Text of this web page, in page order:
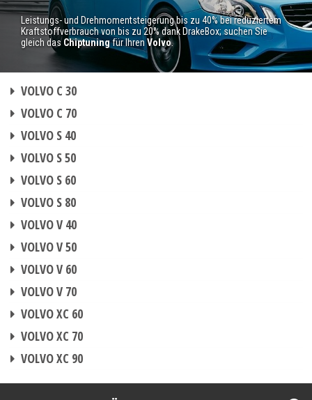
Leistungs- und Drehmomentsteigerung bis zu 40% bei reduziertem
Kraftstoffverbrauch von bis zu 20% dank DrakeBox; suchen Sie
gleich dasChiptuningfür IhrenVolvo.
VOLVO C 30
VOLVO C 70
VOLVO S 40
VOLVO S 50
VOLVO S 60
VOLVO S 80
VOLVO V 40
VOLVO V 50
VOLVO V 60
VOLVO V 70
VOLVO XC 60
VOLVO XC 70
VOLVO XC 90